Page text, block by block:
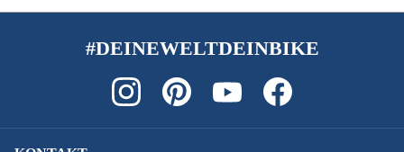
SCHALTUNGSTYP :
Kettenschaltung
SCHALTWERK :
#DEINEWELTDEINBIKE